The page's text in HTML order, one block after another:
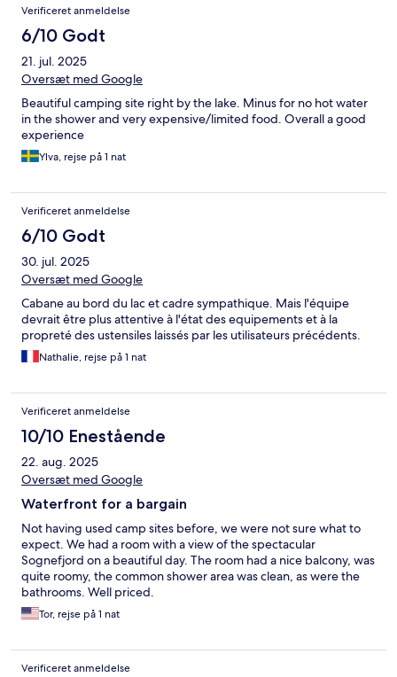
Verificeret anmeldelse
6/10 Godt
21. jul. 2025
Oversæt med Google
Beautiful camping site right by the lake. Minus for no hot water
in the shower and very expensive/limited food. Overall a good
experience
Ylva, rejse på 1 nat
Verificeret anmeldelse
6/10 Godt
30. jul. 2025
Oversæt med Google
Cabane au bord du lac et cadre sympathique. Mais l'équipe
devrait être plus attentive à l'état des equipements et à la
propreté des ustensiles laissés par les utilisateurs précédents.
Nathalie, rejse på 1 nat
Verificeret anmeldelse
10/10 Enestående
22. aug. 2025
Oversæt med Google
Waterfront for a bargain
Not having used camp sites before, we were not sure what to
expect. We had a room with a view of the spectacular
Sognefjord on a beautiful day. The room had a nice balcony, was
quite roomy, the common shower area was clean, as were the
bathrooms. Well priced.
Tor, rejse på 1 nat
Verificeret anmeldelse